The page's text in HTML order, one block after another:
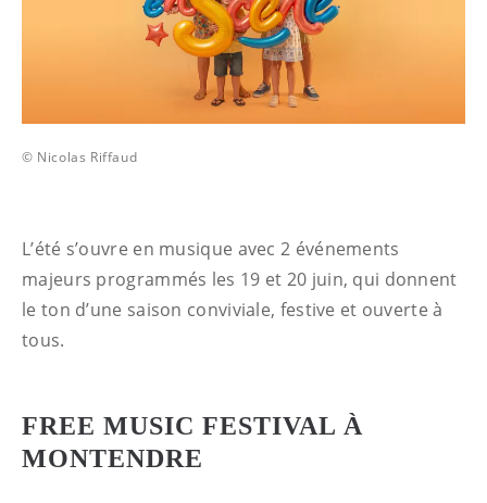
© Nicolas Riffaud
L’été s’ouvre en musique avec 2 événements
majeurs programmés les 19 et 20 juin, qui donnent
le ton d’une saison conviviale, festive et ouverte à
tous.
FREE MUSIC FESTIVAL À
MONTENDRE